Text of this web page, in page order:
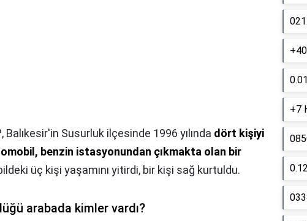
Balıkesir'in Susurluk ilçesinde 1996 yılında dört kişiyi
benzin istasyonundan çıkmakta olan bir
üç kişi yaşamını yitirdi, bir kişi sağ kurtuldu.
arabada kimler vardı?
+7